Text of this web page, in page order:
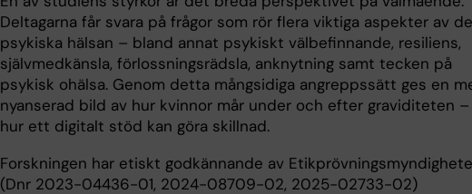
Deltagarna får svara på frågor som rör flera viktiga aspekter av
psykiska hälsan – bland annat psykiskt välbefinnande, resiliens,
självmedkänsla, förlossningsrädsla, anknytning samt tecken på
psykisk ohälsa. Genom detta mångsidiga angreppssätt ges en
nyanserad bild av hur kvinnor mår under och efter graviditeten
hur ett digitalt stöd kan göra skillnad.
Forskningen har etiskt godkännande av
(Dnr 2023-04436-01, 2024-08709-02, 2025-02733-02)